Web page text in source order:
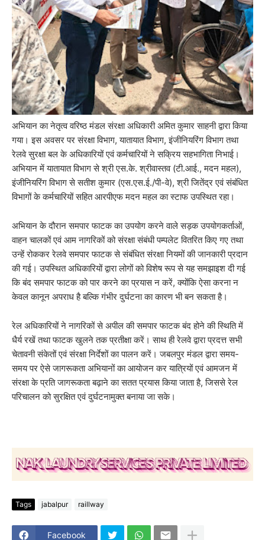
अभियान का नेतृत्व वरिष्ठ मंडल संरक्षा अधिकारी अमित कुमार साहनी द्वारा किया
गया। इस अवसर पर संरक्षा विभाग, यातायात विभाग, इंजीनियरिंग विभाग तथा
रेलवे सुरक्षा बल के अधिकारियों एवं कर्मचारियों ने सक्रिय सहभागिता निभाई।
अभियान में यातायात विभाग से श्री एस.के. श्रीवास्तव (टी.आई., मदन महल),
इंजीनियरिंग विभाग से सतीश कुमार (एस.एस.ई./पी-वे), श्री जितेंद्र एवं संबंधित
विभागों के कर्मचारियों सहित आरपीएफ मदन महल का स्टाफ उपस्थित रहा।
अभियान के दौरान समपार फाटक का उपयोग करने वाले सड़क उपयोगकर्ताओं,
वाहन चालकों एवं आम नागरिकों को संरक्षा संबंधी पम्पलेट वितरित किए गए तथा
उन्हें रोककर रेलवे समपार फाटक से संबंधित संरक्षा नियमों की जानकारी प्रदान
की गई। उपस्थित अधिकारियों द्वारा लोगों को विशेष रूप से यह समझाइश दी गई
कि बंद समपार फाटक को पार करने का प्रयास न करें, क्योंकि ऐसा करना न
केवल कानून अपराध है बल्कि गंभीर दुर्घटना का कारण भी बन सकता है।
रेल अधिकारियों ने नागरिकों से अपील की समपार फाटक बंद होने की स्थिति में
धैर्य रखें तथा फाटक खुलने तक प्रतीक्षा करें। साथ ही रेलवे द्वारा प्रदत्त सभी
चेतावनी संकेतों एवं संरक्षा निर्देशों का पालन करें। जबलपुर मंडल द्वारा समय-
समय पर ऐसे जागरूकता अभियानों का आयोजन कर यात्रियों एवं आमजन में
संरक्षा के प्रति जागरूकता बढ़ाने का सतत प्रयास किया जाता है, जिससे रेल
परिचालन को सुरक्षित एवं दुर्घटनामुक्त बनाया जा सके।
Tags jabalpur raillway
Facebook